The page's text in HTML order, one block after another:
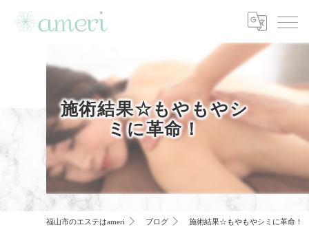
施術結果☆もやもやシ
ミに革命！
福山市のエステはameri ブログ 施術結果☆もやもやシミに革命！